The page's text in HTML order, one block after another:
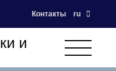
Контакты ru